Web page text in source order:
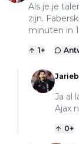
Als je je
zijn.
minuten in
1+
Ja al
Ajax
0+